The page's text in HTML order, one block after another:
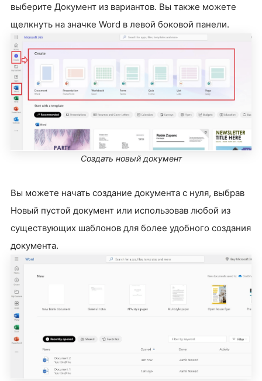
выберите Документ из вариантов. Вы также можете
щелкнуть на значке Word в левой боковой панели.
Создать новый документ
Вы можете начать создание документа с нуля, выбрав
Новый пустой документ или использовав любой из
существующих шаблонов для более удобного создания
документа.